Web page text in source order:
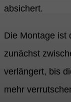
absichert.
Die Montage ist
zunächst
verlängert, bis
mehr